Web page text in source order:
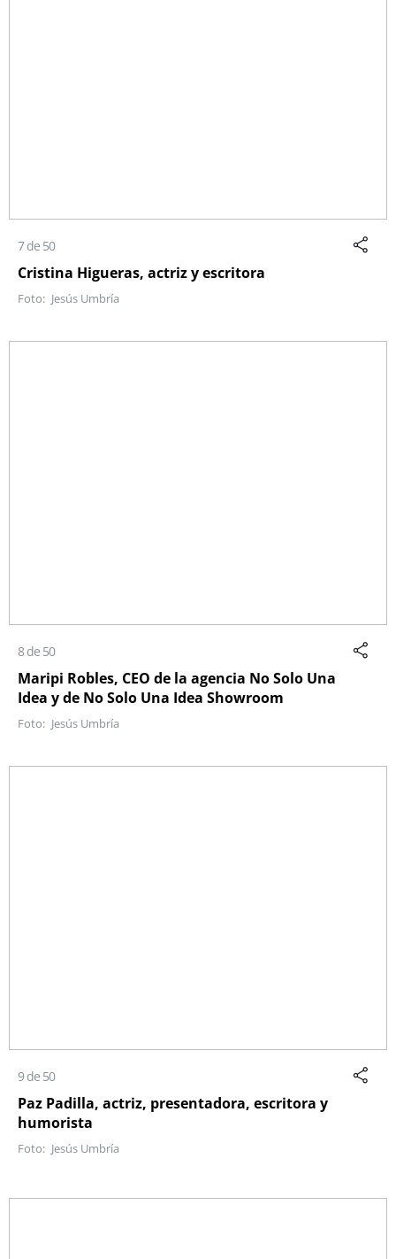
7 de 50
Cristina Higueras, actriz y escritora
Jesús Umbría
8 de 50
Maripi Robles, CEO de la agencia No Solo Una
Idea y de No Solo Una Idea Showroom
Jesús Umbría
9 de 50
Paz Padilla, actriz, presentadora, escritora y
humorista
Jesús Umbría